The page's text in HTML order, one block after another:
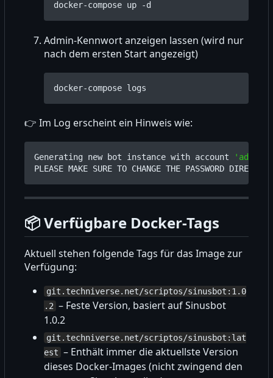
Admin-Kennwort anzeigen lassen (wird nur
nach dem ersten Start angezeigt)
👉 Im Log erscheint ein Hinweis wie:
Generating new bot instance with account 'admin'
📦Verfügbare Docker-Tags
Aktuell stehen folgende Tags für das Image zur
Verfügung:
git.techniverse.net/scriptos/sinusbot:1.0
.2 – Feste Version, basiert auf Sinusbot
1.0.2
git.techniverse.net/scriptos/sinusbot:lat
est – Enthält immer die aktuellste Version
dieses Docker-Images (nicht zwingend den